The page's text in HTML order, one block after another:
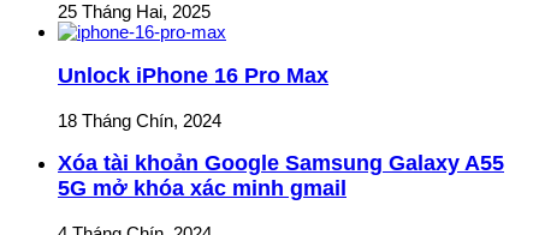
25 Tháng Hai, 2025
Unlock iPhone 16 Pro Max
18 Tháng Chín, 2024
Xóa tài khoản Google Samsung Galaxy A55
5G mở khóa xác minh gmail